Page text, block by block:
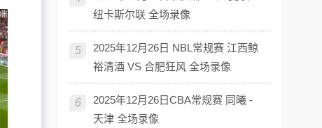
纽卡斯尔联 全场录像
5
2025年12月26日 NBL常规赛 江西鲸
裕清酒 VS 合肥狂风 全场录像
6
2025年12月26日CBA常规赛 同曦 -
天津 全场录像